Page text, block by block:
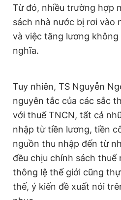
Từ đó, nhiều trường hợp
sách nhà nước bị rơi vào
và việc tăng lương
nghĩa.
Tuy nhiên, TS Nguyễn
nguyên tắc của các sắc
với thuế TNCN, tất cả
nhập từ tiền lương, tiền
nguồn thu nhập đến từ
đều chịu chính sách thuế
thông lệ thế giới cũng
thế, ý kiến đề xuất nói